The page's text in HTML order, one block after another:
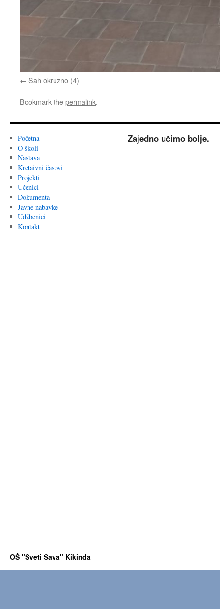
Sah okruzno (4)
Bookmark thepermalink.
Početna
O školi
Nastava
Kretaivni časovi
Projekti
Učenici
Dokumenta
Javne nabavke
Udžbenici
Kontakt
Zajedno učimo bolje.
OŠ "Sveti Sava" Kikinda